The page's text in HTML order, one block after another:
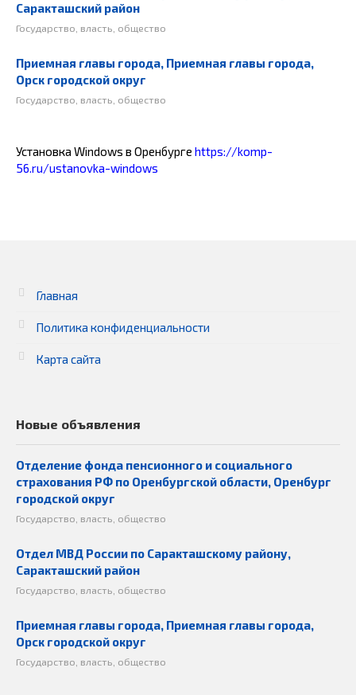
Саракташский район
Государство, власть, общество
Приемная главы города, Приемная главы города,
Орск городской округ
Государство, власть, общество
Установка Windows в Оренбурге https://komp-
56.ru/ustanovka-windows
Главная
Политика конфиденциальности
Карта сайта
Новые объявления
Отделение фонда пенсионного и социального
страхования РФ по Оренбургской области, Оренбург
городской округ
Государство, власть, общество
Отдел МВД России по Саракташскому району,
Саракташский район
Государство, власть, общество
Приемная главы города, Приемная главы города,
Орск городской округ
Государство, власть, общество